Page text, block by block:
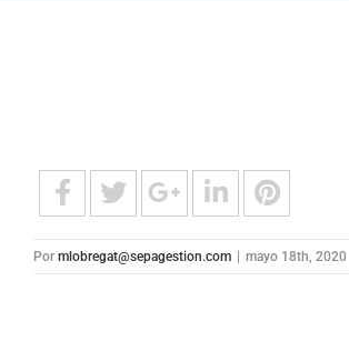
Por mlobregat@sepagestion.com | mayo 18th, 2020